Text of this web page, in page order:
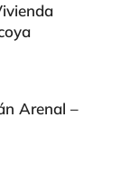
Arenal –